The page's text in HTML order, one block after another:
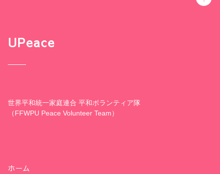
UPeace
世界平和統一家庭連合 平和ボランティア隊
（FFWPU Peace Volunteer Team）
ホーム